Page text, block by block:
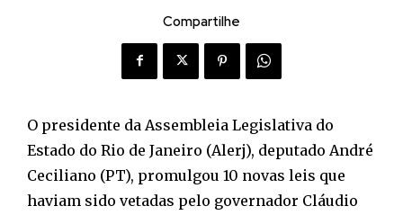
Compartilhe
O presidente da Assembleia Legislativa do
Estado do Rio de Janeiro (Alerj), deputado André
Ceciliano (PT), promulgou 10 novas leis que
haviam sido vetadas pelo governador Cláudio